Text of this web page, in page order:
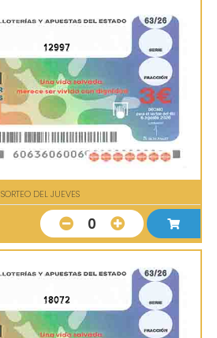
12997
SORTEO DEL JUEVES
0
18072